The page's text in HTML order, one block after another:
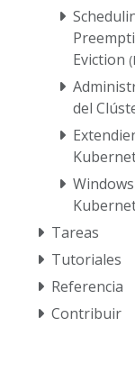
Eviction
del
Tareas
Tutoriales
Referencia
Contribuir